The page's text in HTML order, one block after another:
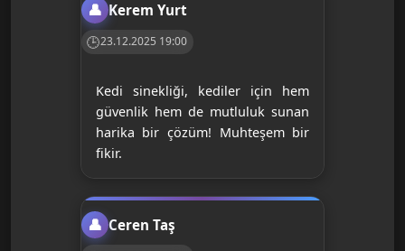
Kerem Yurt
23.12.2025 19:00
Kedi sinekliği, kediler için hem
güvenlik hem de mutluluk sunan
harika bir çözüm! Muhteşem bir
fikir.
Ceren Taş